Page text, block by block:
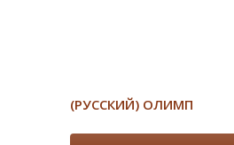
(РУССКИЙ) ОЛИМП